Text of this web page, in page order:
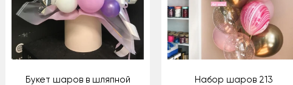
Букет шаров в шляпной
Набор шаров 213